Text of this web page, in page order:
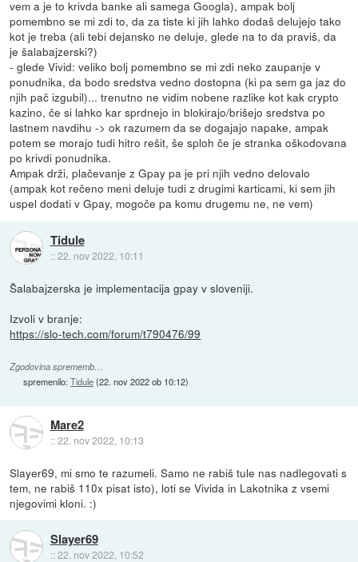
vem a je to krivda banke ali samega Googla), ampak bolj
pomembno se mi zdi to, da za tiste ki jih lahko dodaš delujejo tako
kot je treba (ali tebi dejansko ne deluje, glede na to da praviš, da
je šalabajzerski?)
- glede Vivid: veliko bolj pomembno se mi zdi neko zaupanje v
ponudnika, da bodo sredstva vedno dostopna (ki pa sem ga jaz do
njih pač izgubil)... trenutno ne vidim nobene razlike kot kak crypto
kazino, če si lahko kar sprdnejo in blokirajo/brišejo sredstva po
lastnem navdihu -> ok razumem da se dogajajo napake, ampak
potem se morajo tudi hitro rešit, še sploh če je stranka oškodovana
po krivdi ponudnika.
Ampak drži, plačevanje z Gpay pa je pri njih vedno delovalo
(ampak kot rečeno meni deluje tudi z drugimi karticami, ki sem jih
uspel dodati v Gpay, mogoče pa komu drugemu ne, ne vem)
Tidule
::22. nov 2022, 10:11
Šalabajzerska je implementacija gpay v sloveniji.
Izvoli v branje:
https://slo-tech.com/forum/t790476/99
Zgodovina sprememb…
spremenilo:Tidule(22. nov 2022 ob 10:12)
Mare2
::22. nov 2022, 10:13
Slayer69, mi smo te razumeli. Samo ne rabiš tule nas nadlegovati s
tem, ne rabiš 110x pisat isto), loti se Vivida in Lakotnika z vsemi
njegovimi kloni. :)
Slayer69
::22. nov 2022, 10:52